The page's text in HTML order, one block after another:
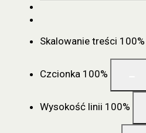
Skalowanie treści 100%
Czcionka 100%
Wysokość linii 100%